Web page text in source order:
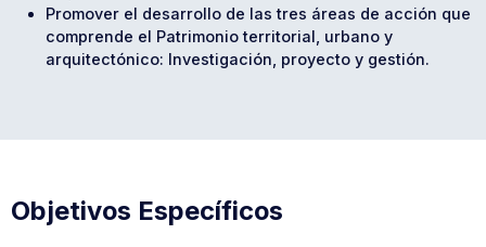
Promover el desarrollo de las tres áreas de acción que
comprende el Patrimonio territorial, urbano y
arquitectónico: Investigación, proyecto y gestión.
Objetivos Específicos